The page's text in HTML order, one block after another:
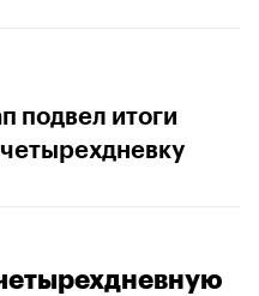
подвел итоги